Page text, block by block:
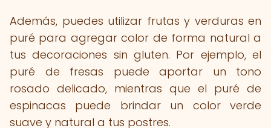
Además, puedes utilizar frutas y verduras en
puré para agregar color de forma natural a
tus decoraciones sin gluten. Por ejemplo, el
puré de fresas puede aportar un tono
rosado delicado, mientras que el puré de
espinacas puede brindar un color verde
suave y natural a tus postres.